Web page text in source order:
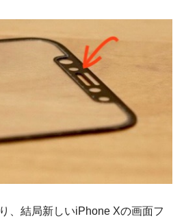
、結局新しいiPhone Xの画面フ